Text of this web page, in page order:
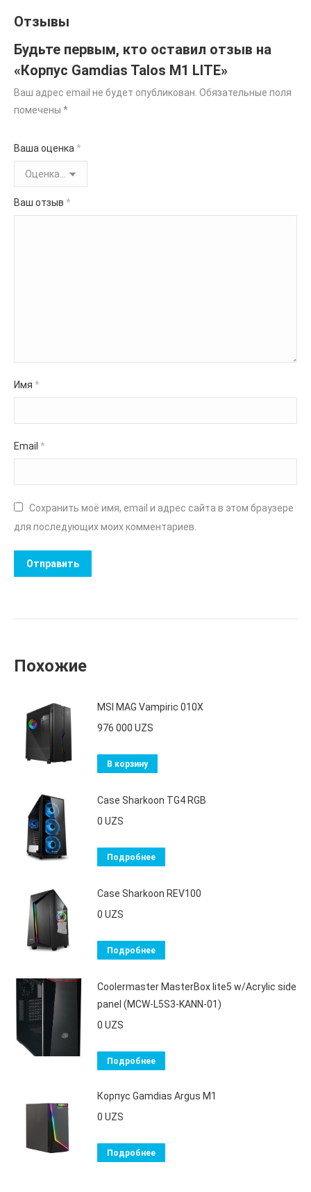
Отзывы
Будьте первым, кто оставил отзыв на
«Корпус Gamdias Talos M1 LITE»
Ваш адрес email не будет опубликован. Обязательные поля
помечены *
Ваша оценка *
Ваш отзыв *
Имя *
Email *
Сохранить моё имя, email и адрес сайта в этом браузере
для последующих моих комментариев.
Похожие
MSI MAG Vampiric 010X
976 000 UZS
В корзину
Case Sharkoon TG4 RGB
0 UZS
Подробнее
Case Sharkoon REV100
0 UZS
Подробнее
Coolermaster MasterBox lite5 w/Acrylic side
panel (MCW-L5S3-KANN-01)
0 UZS
Подробнее
Корпус Gamdias Argus M1
0 UZS
Подробнее